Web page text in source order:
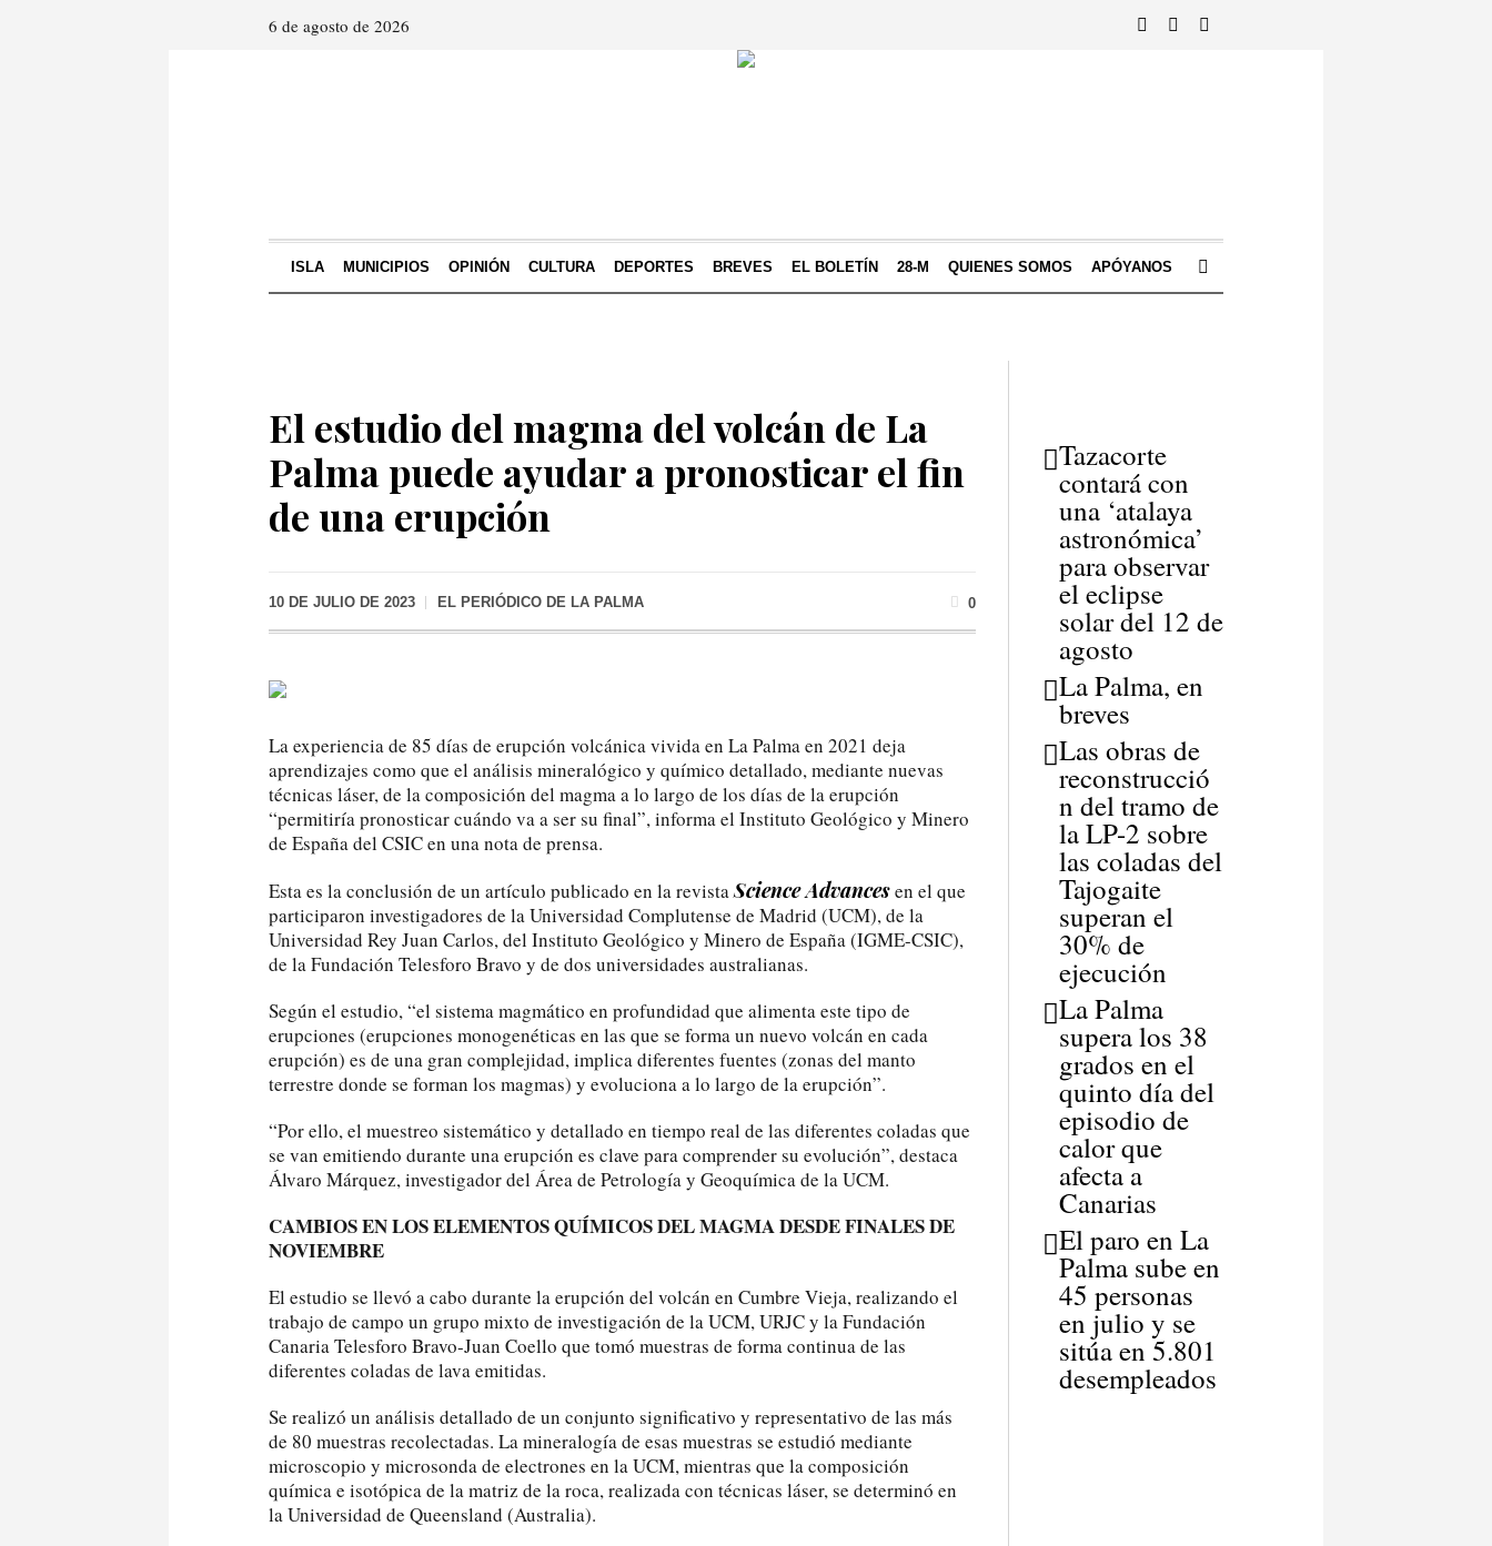
6 de agosto de 2026
ISLA MUNICIPIOS OPINIÓN CULTURA DEPORTES BREVES EL BOLETÍN 28-M QUIENES SOMOS APÓYANOS
El estudio del magma del volcán de La
Palma puede ayudar a pronosticar el fin
de una erupción
10 DE JULIO DE 2023 EL PERIÓDICO DE LA PALMA 0
La experiencia de 85 días de erupción volcánica vivida en La Palma en 2021 deja
aprendizajes como que el análisis mineralógico y químico detallado, mediante nuevas
técnicas láser, de la composición del magma a lo largo de los días de la erupción
“permitiría pronosticar cuándo va a ser su final”, informa el Instituto Geológico y Minero
de España del CSIC en una nota de prensa.
Esta es la conclusión de un artículo publicado en la revistaScience Advancesen el que
participaron investigadores de la Universidad Complutense de Madrid (UCM), de la
Universidad Rey Juan Carlos, del Instituto Geológico y Minero de España (IGME-CSIC),
de la Fundación Telesforo Bravo y de dos universidades australianas.
Según el estudio, “el sistema magmático en profundidad que alimenta este tipo de
erupciones (erupciones monogenéticas en las que se forma un nuevo volcán en cada
erupción) es de una gran complejidad, implica diferentes fuentes (zonas del manto
terrestre donde se forman los magmas) y evoluciona a lo largo de la erupción”.
“Por ello, el muestreo sistemático y detallado en tiempo real de las diferentes coladas que
se van emitiendo durante una erupción es clave para comprender su evolución”, destaca
Álvaro Márquez, investigador del Área de Petrología y Geoquímica de la UCM.
CAMBIOS EN LOS ELEMENTOS QUÍMICOS DEL MAGMA DESDE FINALES DE
NOVIEMBRE
El estudio se llevó a cabo durante la erupción del volcán en Cumbre Vieja, realizando el
trabajo de campo un grupo mixto de investigación de la UCM, URJC y la Fundación
Canaria Telesforo Bravo-Juan Coello que tomó muestras de forma continua de las
diferentes coladas de lava emitidas.
Se realizó un análisis detallado de un conjunto significativo y representativo de las más
de 80 muestras recolectadas. La mineralogía de esas muestras se estudió mediante
microscopio y microsonda de electrones en la UCM, mientras que la composición
química e isotópica de la matriz de la roca, realizada con técnicas láser, se determinó en
la Universidad de Queensland (Australia).
Tazacorte
contará con
una ‘atalaya
astronómica’
para observar
el eclipse
solar del 12 de
agosto
La Palma, en
breves
Las obras de
reconstrucció
n del tramo de
la LP-2 sobre
las coladas del
Tajogaite
superan el
30% de
ejecución
La Palma
supera los 38
grados en el
quinto día del
episodio de
calor que
afecta a
Canarias
El paro en La
Palma sube en
45 personas
en julio y se
sitúa en 5.801
desempleados